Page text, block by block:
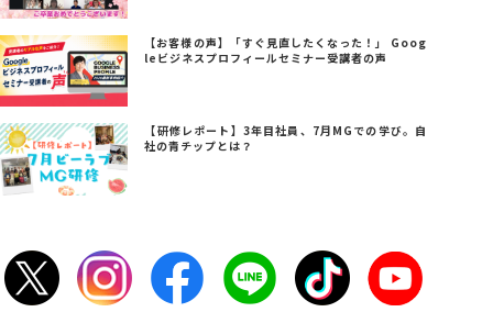
【お客様の声】「すぐ見直したくなった！」 Goog
leビジネスプロフィールセミナー受講者の声
【研修レポート】3年目社員、7月MGでの学び。自
社の青チップとは？